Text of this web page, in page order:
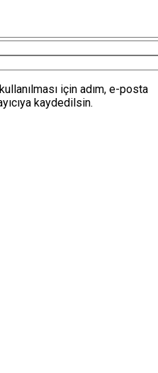
için adım, e-posta
kaydedilsin.